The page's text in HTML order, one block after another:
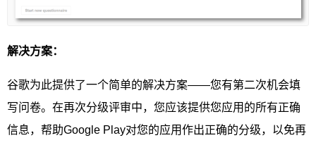
解决方案：
谷歌为此提供了一个简单的解决方案——您有第二次机会填
写问卷。在再次分级评审中，您应该提供您应用的所有正确
信息，帮助Google Play对您的应用作出正确的分级，以免再